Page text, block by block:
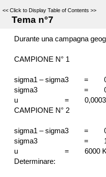
<< Click to Display Table of Contents >>
Tema n°7
Durante una campagna
CAMPIONE N° 1
sigma1 – sigma3 =
sigma3 =
u = 0,0003 t/
CAMPIONE N° 2
sigma1 – sigma3 =
sigma3 =
u = 6000 Kg/
Determinare: